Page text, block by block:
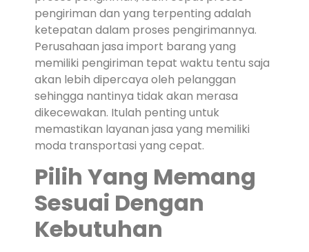
pengiriman dan yang terpenting adalah
ketepatan dalam proses pengirimannya.
Perusahaan jasa import barang yang
memiliki pengiriman tepat waktu tentu saja
akan lebih dipercaya oleh pelanggan
sehingga nantinya tidak akan merasa
dikecewakan. Itulah penting untuk
memastikan layanan jasa yang memiliki
moda transportasi yang cepat.
Pilih Yang Memang
Sesuai Dengan
Kebutuhan